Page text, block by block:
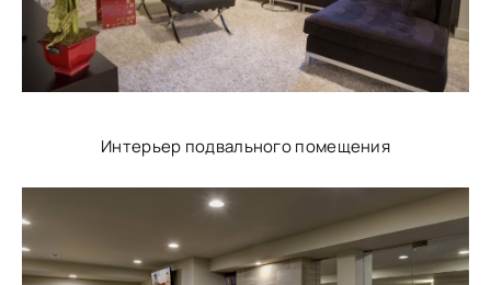
Интерьер подвального помещения